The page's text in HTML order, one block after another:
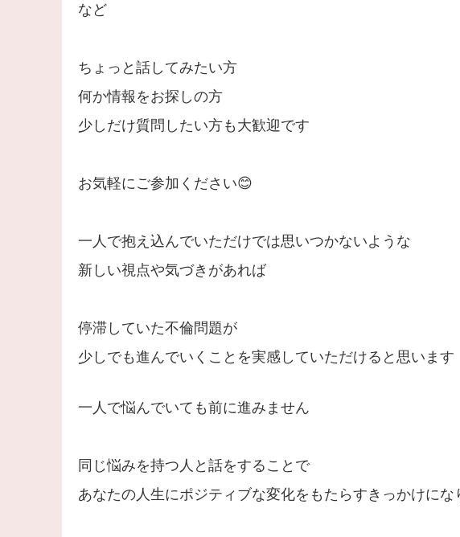
など
ちょっと話してみたい方
何か情報をお探しの方
少しだけ質問したい方も大歓迎です
お気軽にご参加ください😊
一人で抱え込んでいただけでは思いつかないような
新しい視点や気づきがあれば
停滞していた不倫問題が
少しでも進んでいくことを実感していただけると思います
一人で悩んでいても前に進みません
同じ悩みを持つ人と話をすることで
あなたの人生にポジティブな変化をもたらすきっかけにな